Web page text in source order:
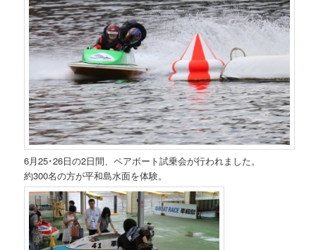
6月25･26日の2日間、ペアボート試乗会が行われました。
約300名の方が平和島水面を体験。